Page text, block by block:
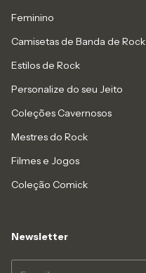
Feminino
Camisetas de Banda de Rock
Estilos de Rock
Personalize do seu Jeito
Coleções Cavernosos
Mestres do Rock
Filmes e Jogos
Coleção Comick
Newsletter